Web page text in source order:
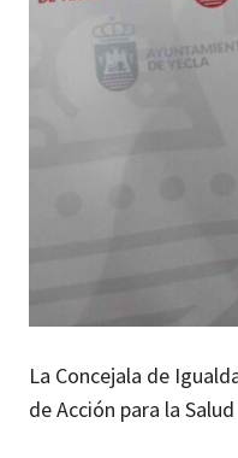
La Concejala de
de Acción para la